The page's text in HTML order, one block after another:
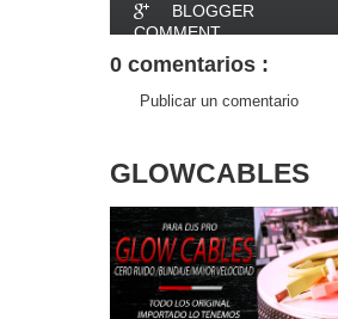
BLOGGER
COMMENT
COMMENT
0 comentarios :
Publicar un comentario
GLOWCABLES